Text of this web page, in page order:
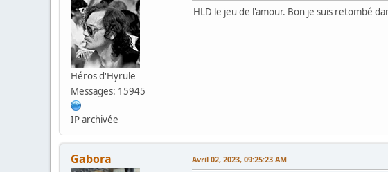
Héros d'Hyrule
Messages: 15945
IP archivée
HLD le jeu de l'amour. Bon je suis retombé
Gabora Avril 02, 2023, 09:25:23 AM